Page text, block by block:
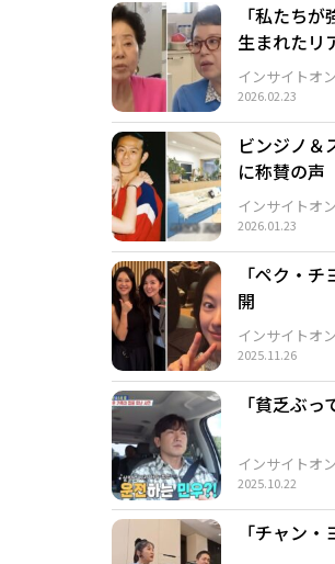
「私たち
生まれたリ
2026.02.23
インサイトオ
ビンジノ
に称賛の声
2026.01.23
インサイトオ
「ペク・
開
2025.11.26
インサイトオ
「貧乏ぶ
2025.10.22
インサイトオ
「チャン